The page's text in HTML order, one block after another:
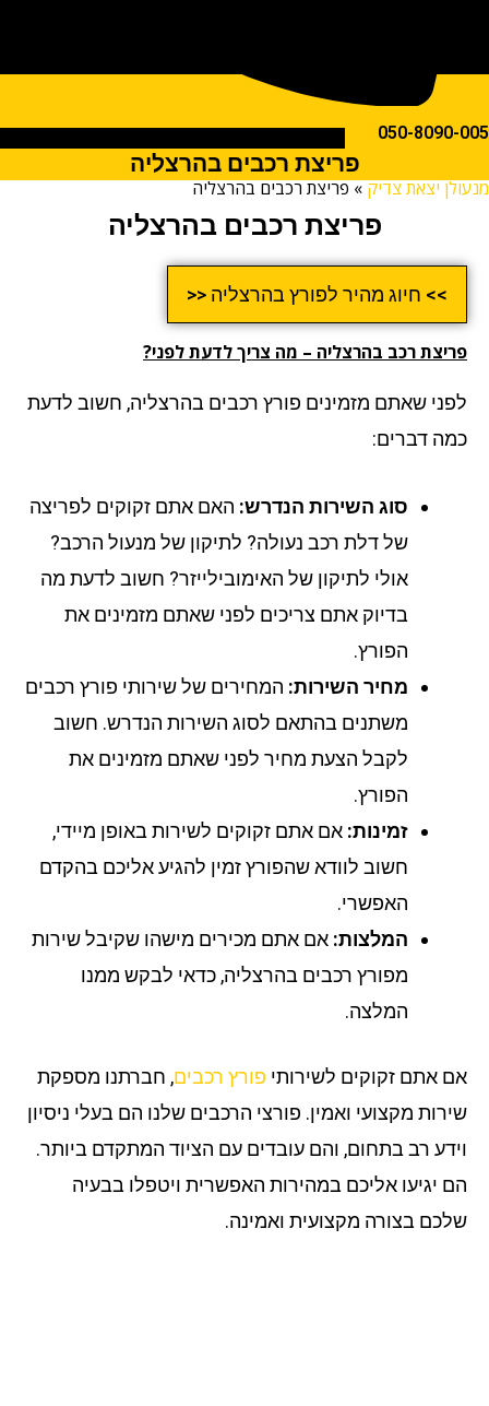
050-
פריצת רכבים בהרצליה
יצאת צדיק»פריצת רכבים בהרצליה
פריצת רכבים בהרצליה
>> חיוג מהיר לפורץ בהרצליה <<
רכב בהרצליה–מה צריך לדעת לפני?
שאתם מזמינים פורץ רכבים בהרצליה, חשוב לדעת
דברים:
סוג השירות הנדרש:האם אתם זקוקים לפריצה
של דלת רכב נעולה? לתיקון של מנעול הרכב?
אולי לתיקון של האימובילייזר? חשוב לדעת מה
בדיוק אתם צריכים לפני שאתם מזמינים את
הפורץ.
מחיר השירות:המחירים של שירותי פורץ רכבים
משתנים בהתאם לסוג השירות הנדרש. חשוב
לקבל הצעת מחיר לפני שאתם מזמינים את
הפורץ.
זמינות:אם אתם זקוקים לשירות באופן מיידי,
חשוב לוודא שהפורץ זמין להגיע אליכם בהקדם
האפשרי.
המלצות:אם אתם מכירים מישהו שקיבל שירות
מפורץ רכבים בהרצליה, כדאי לבקש ממנו
המלצה.
אתם זקוקים לשירותיפורץ רכבים, חברתנו מספקת
מקצועי ואמין. פורצי הרכבים שלנו הם בעלי ניסיון
רב בתחום, והם עובדים עם הציוד המתקדם ביותר.
יגיעו אליכם במהירות האפשרית ויטפלו בבעיה
בצורה מקצועית ואמינה.